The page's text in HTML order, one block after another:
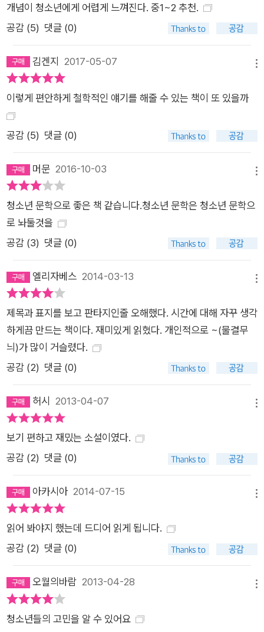
개념이 청소년에게 어렵게 느껴진다. 중1~2 추천.
공감 (5) 댓글 (0)
김겐지 2017-05-07
이렇게 편안하게 철학적인 얘기를 해줄 수 있는 책이 또 있을까
공감 (5) 댓글 (0)
머문 2016-10-03
청소년 문학으로 좋은 책 같습니다.청소년 문학은 청소년 문학으
로 놔둘것을
공감 (3) 댓글 (0)
엘리자베스 2014-03-13
제목과 표지를 보고 판타지인줄 오해했다. 시간에 대해 자꾸 생각
하게끔 만드는 책이다. 재미있게 읽혔다. 개인적으로 ~(물결무
늬)가 많이 거슬렸다.
공감 (2) 댓글 (0)
허시 2013-04-07
보기 편하고 재밌는 소설이였다.
공감 (2) 댓글 (0)
아카시아 2014-07-15
읽어 봐야지 했는데 드디어 읽게 됩니다.
공감 (2) 댓글 (0)
오월의바람 2013-04-28
청소년들의 고민을 알 수 있어요